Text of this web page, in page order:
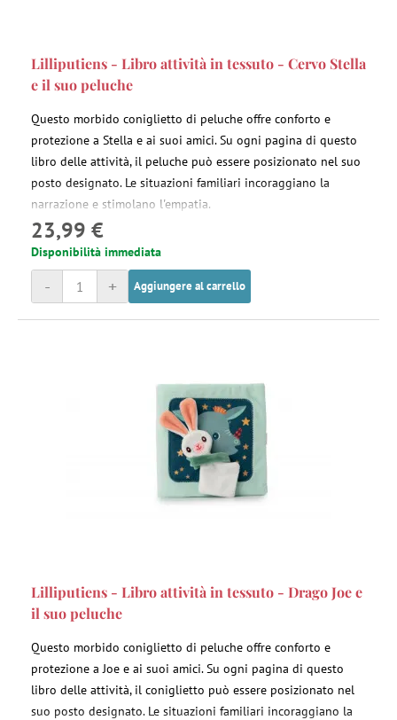
Lilliputiens - Libro attività in tessuto - Cervo Stella
e il suo peluche
Questo morbido coniglietto di peluche offre conforto e
protezione a Stella e ai suoi amici. Su ogni pagina di questo
libro delle attività, il peluche può essere posizionato nel suo
posto designato. Le situazioni familiari incoraggiano la
narrazione e stimolano l'empatia.
23,99 €
Disponibilità immediata
+
- Aggiungere al carrello
Lilliputiens - Libro attività in tessuto - Drago Joe e
il suo peluche
Questo morbido coniglietto di peluche offre conforto e
protezione a Joe e ai suoi amici. Su ogni pagina di questo
libro delle attività, il coniglietto può essere posizionato nel
suo posto designato. Le situazioni familiari incoraggiano la